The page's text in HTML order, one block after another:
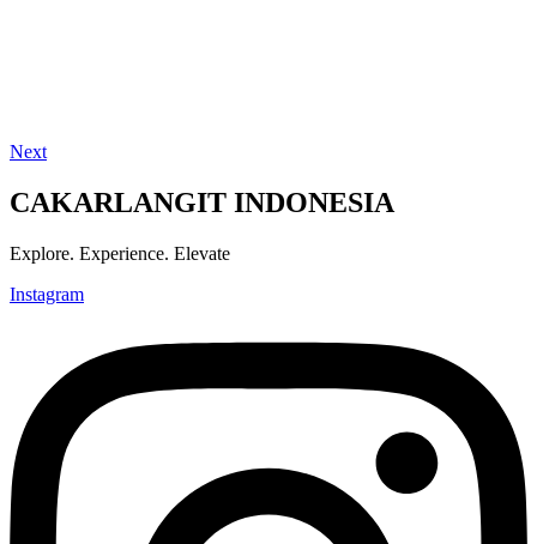
Next
CAKARLANGIT INDONESIA
Explore. Experience. Elevate
Instagram